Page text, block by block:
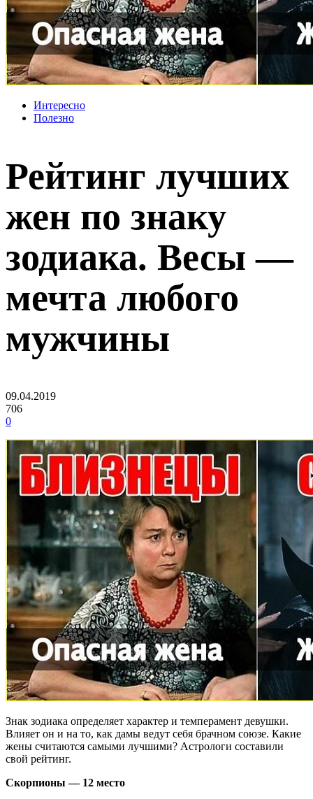
Интересно
Полезно
Рейтинг лучших
жен по знаку
зодиака. Весы —
мечта любого
мужчины
09.04.2019
706
0
Знак зодиака определяет характер и темперамент девушки.
Влияет он и на то, как дамы ведут себя брачном союзе. Какие
жены считаются самыми лучшими? Астрологи составили
свой рейтинг.
Скорпионы — 12 место